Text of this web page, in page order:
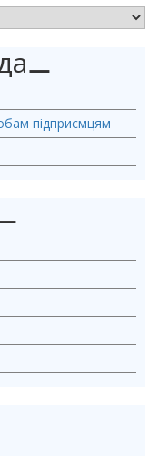
⚊
підприємцям